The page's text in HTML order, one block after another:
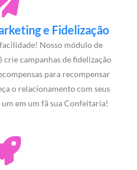
e Fidelização
Nosso módulo de
campanhas de fidelização
para recompensar
o relacionamento com seus
em um fã sua Confeitaria!